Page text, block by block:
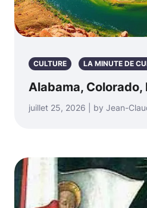
CULTURE LA MINUTE DE
Alabama, Colorado,
juillet 25, 2026 | by Jean-